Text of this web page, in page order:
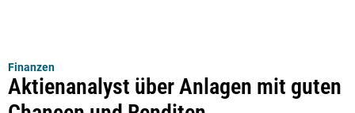
Finanzen
Aktienanalyst über Anlagen mit guten